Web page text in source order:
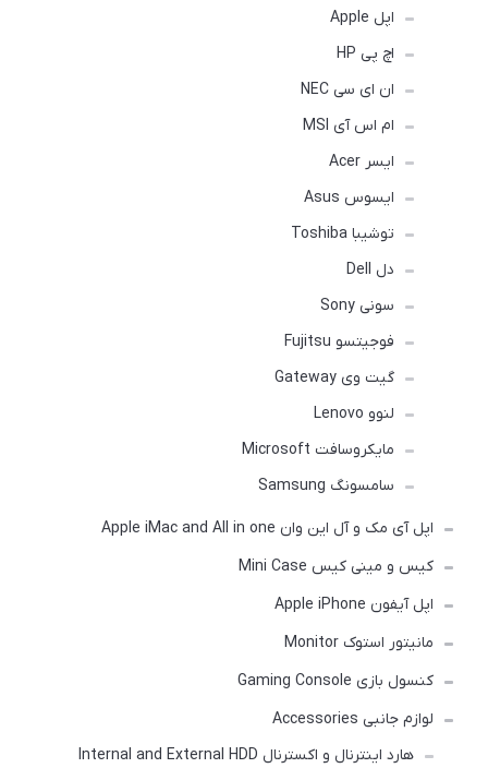
اپل Apple
اچ پی HP
ان ای سی NEC
ام اس آی MSI
ایسر Acer
ایسوس Asus
توشیبا Toshiba
دل Dell
سونی Sony
فوجیتسو Fujitsu
گیت وی Gateway
لنوو Lenovo
مایکروسافت Microsoft
سامسونگ Samsung
اپل آی مک و آل این وان Apple iMac and All in one
کیس و مینی کیس Mini Case
اپل آیفون Apple iPhone
مانیتور استوک Monitor
کنسول بازی Gaming Console
لوازم جانبی Accessories
هارد اینترنال و اکسترنال Internal and External HDD